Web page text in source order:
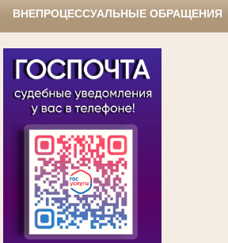
ВНЕПРОЦЕССУАЛЬНЫЕ ОБРАЩЕНИЯ